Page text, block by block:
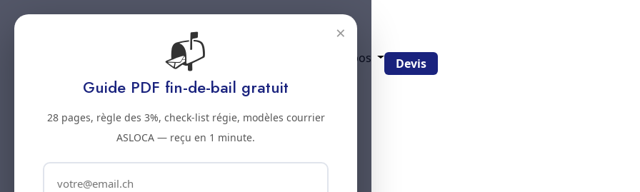
Prestations À propos Devis
×
📬
Guide PDF fin-de-bail gratuit
28 pages, règle des 3%, check-list régie, modèles courrier
ASLOCA — reçu en 1 minute.